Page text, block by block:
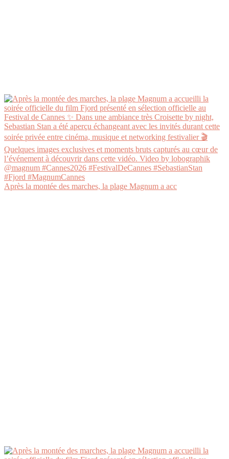
Après la montée des marches, la plage Magnum a acc